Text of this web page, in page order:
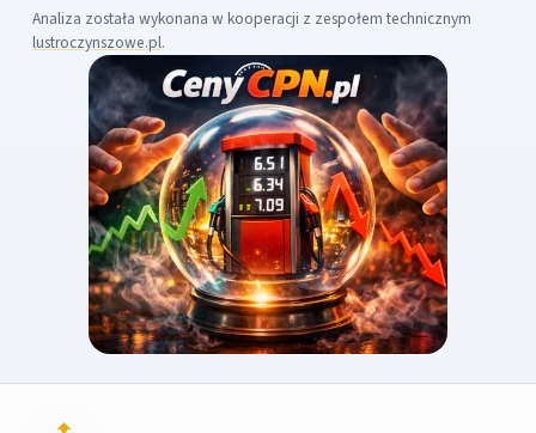
Analiza została wykonana w kooperacji z zespołem technicznym
lustroczynszowe.pl.